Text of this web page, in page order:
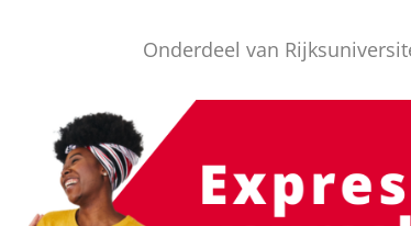
Onderdeel van